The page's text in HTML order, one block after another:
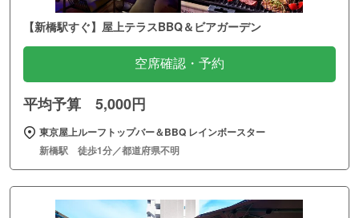
【新橋駅すぐ】屋上テラスBBQ＆ビアガーデン
空席確認・予約
平均予算 5,000円
東京屋上ルーフトップバー＆BBQ レインボースター
新橋駅 徒歩1分／都道府県不明